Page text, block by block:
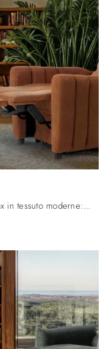
Scopri la nostra linea di Poltrone relax in tessuto moderne: scegli il modello Letizia di Spaziorelax con movimento relax.